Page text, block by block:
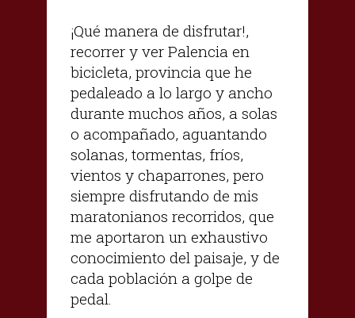
¡Qué manera de disfrutar!,
recorrer y ver Palencia en
bicicleta, provincia que he
pedaleado a lo largo y ancho
durante muchos años, a solas
o acompañado, aguantando
solanas, tormentas, fríos,
vientos y chaparrones, pero
siempre disfrutando de mis
maratonianos recorridos, que
me aportaron un exhaustivo
conocimiento del paisaje, y de
cada población a golpe de
pedal.